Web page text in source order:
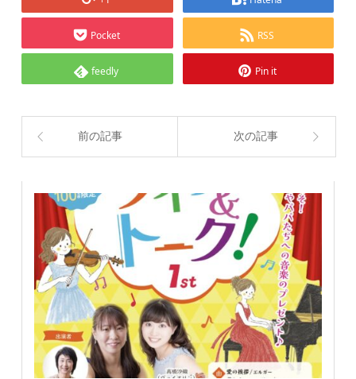
Pocket RSS
feedly Pin it
前の記事 次の記事